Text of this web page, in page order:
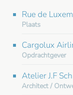
Rue de
Plaats
Cargolux
Opdrachtgever
Atelier J.F
Architect /